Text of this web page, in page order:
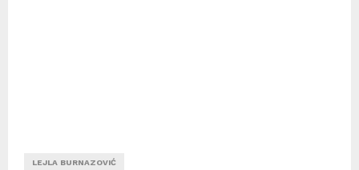
LEJLA BURNAZOVIĆ